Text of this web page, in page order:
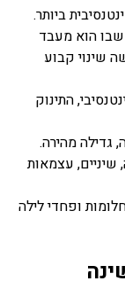
ביותר.
שבו הוא מעבד
שינוי קבוע
התינוק
גדילה מהירה.
עצמאות
ופחדי לילה